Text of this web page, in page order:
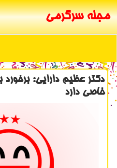
مجله سرگرمی
دكتر عظیم دارایی: برخورد
خاصی دارد